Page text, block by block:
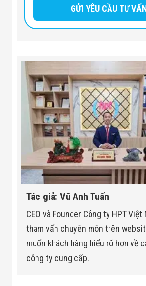
Tác giả: Vũ Anh Tuấn
CEO và Founder Công ty HPT Việt
tham vấn chuyên môn trên
muốn khách hàng hiểu rõ hơn về
công ty cung cấp.